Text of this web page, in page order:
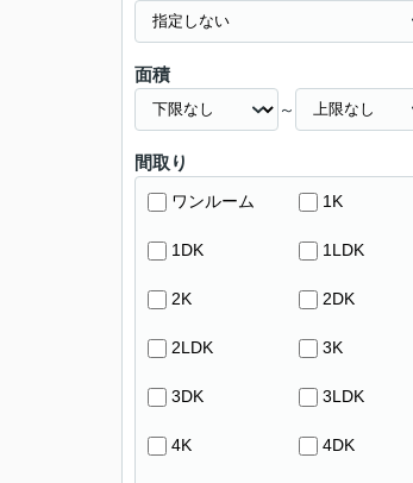
面積
～
間取り
ワンルーム 1K
1DK 1LDK
2K 2DK
2LDK 3K
3DK 3LDK
4K 4DK